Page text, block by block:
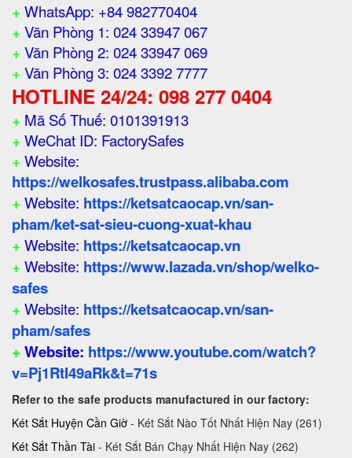
+ WhatsApp: +84 982770404
+ Văn Phòng 1: 024 33947 067
+ Văn Phòng 2: 024 33947 069
+ Văn Phòng 3: 024 3392 7777
HOTLINE 24/24: 098 277 0404
+ Mã Số Thuế: 0101391913
+ WeChat ID: FactorySafes
+ Website:
https://welkosafes.trustpass.alibaba.com
+ Website: https://ketsatcaocap.vn/san-
pham/ket-sat-sieu-cuong-xuat-khau
+ Website: https://ketsatcaocap.vn
+ Website: https://www.lazada.vn/shop/welko-
safes
+ Website: https://ketsatcaocap.vn/san-
pham/safes
+ Website: https://www.youtube.com/watch?
v=Pj1RtI49aRk&t=71s
Refer to the safe products manufactured in our factory:
Két Sắt Huyện Cần Giờ - Két Sắt Nào Tốt Nhất Hiện Nay (261)
Két Sắt Thần Tài - Két Sắt Bán Chạy Nhất Hiện Nay (262)